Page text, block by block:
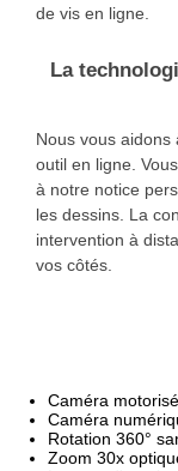
de vis en ligne.
La
Nous vous
outil en ligne.
à notre notice
les dessins. La
intervention à
vos côtés.
Caméra
Caméra
Rotation 360°
Zoom 30x